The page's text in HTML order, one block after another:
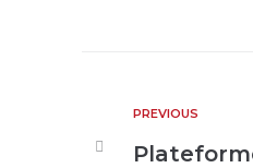
PREVIOUS